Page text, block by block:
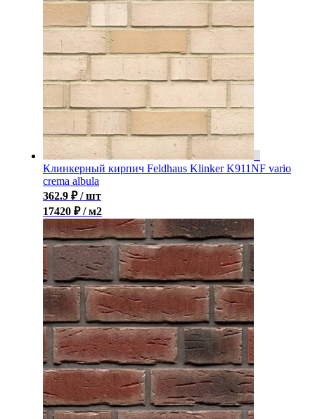
Клинкерный кирпич Feldhaus Klinker K911NF vario
crema albula
362.9 ₽ / шт
17420 ₽ / м2